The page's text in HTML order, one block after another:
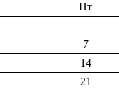
Пт
7
14
21